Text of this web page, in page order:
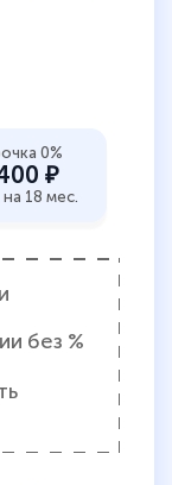
0%
₽
18 мес.
без %